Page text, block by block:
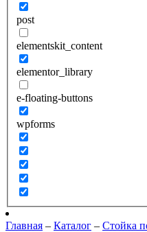
post
elementskit_content
elementor_library
e-floating-buttons
wpforms
Главная – Каталог – Стойка